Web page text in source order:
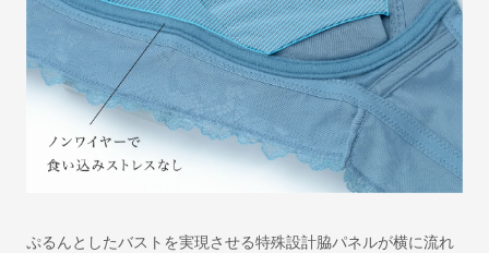
ぷるんとしたバストを実現させる特殊設計脇パネルが横に流れ